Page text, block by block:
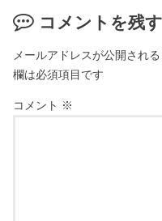
コメントを残す
メールアドレスが公開され
欄は必須項目です
コメント ※